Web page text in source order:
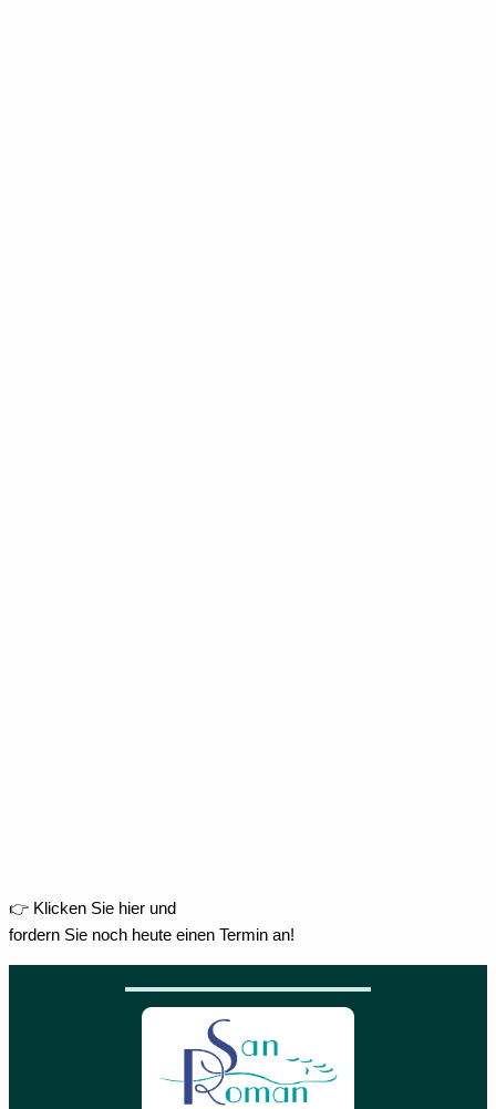
👉 Klicken Sie hier und
fordern Sie noch heute einen Termin an!